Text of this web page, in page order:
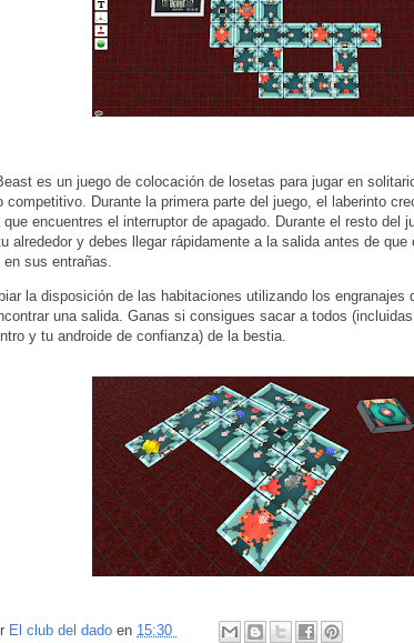
es un juego de colocación de losetas para jugar en
competitivo. Durante la primera parte del juego, el laberinto
que encuentres el interruptor de apagado. Durante el resto del
alrededor y debes llegar rápidamente a la salida antes de
sus entrañas.
la disposición de las habitaciones utilizando los engranajes
una salida. Ganas si consigues sacar a todos
y tu androide de confianza) de la bestia.
El club del dado en 15:30